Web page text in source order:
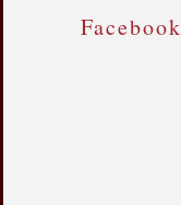
Facebook